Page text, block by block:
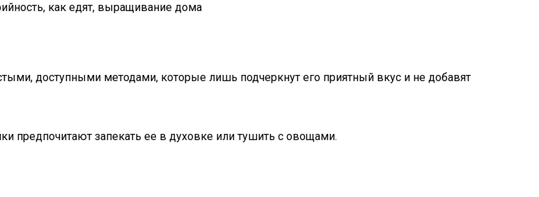
как едят, выращивание дома
доступными методами, которые лишь подчеркнут его приятный вкус и не добавят
предпочитают запекать ее в духовке или тушить с овощами.